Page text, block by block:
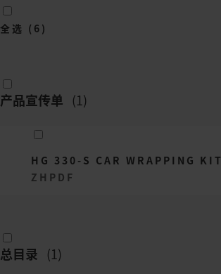
全选 ( 6 )
产品宣传单 (1)
HG 330-S CAR WRAPPING KIT
ZH PDF
总目录 (1)